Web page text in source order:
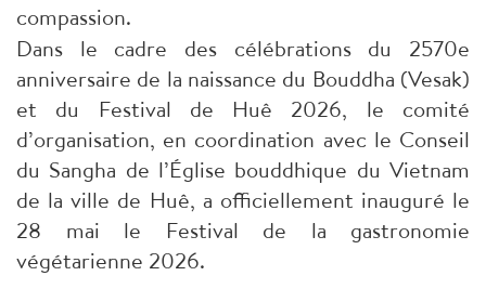
compassion.
Dans le cadre des célébrations du 2570e
anniversaire de la naissance du Bouddha (Vesak)
et du Festival de Huê 2026, le comité
d’organisation, en coordination avec le Conseil
du Sangha de l’Église bouddhique du Vietnam
de la ville de Huê, a officiellement inauguré le
28 mai le Festival de la gastronomie
végétarienne 2026.